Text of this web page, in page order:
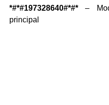
*#*#197328640#*#*–
principal